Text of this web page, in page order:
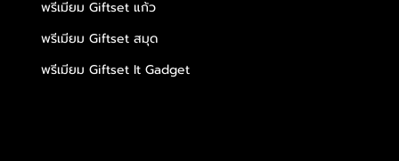
พรีเมียม Giftset แก้ว
พรีเมียม Giftset สมุด
พรีเมียม Giftset It Gadget